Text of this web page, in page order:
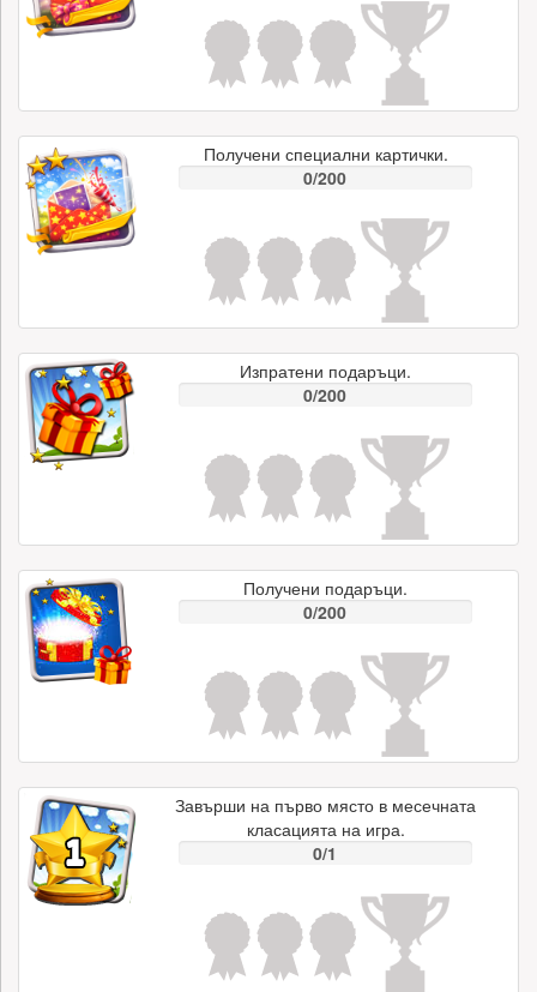
Получени специални картички.
0/200
Изпратени подаръци.
0/200
Получени подаръци.
0/200
Завърши на първо място в месечната
класацията на игра.
0/1